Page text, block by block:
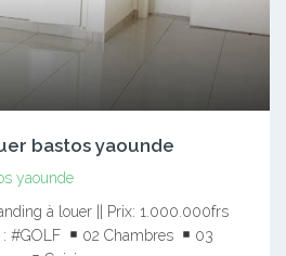
bastos yaounde
yaounde
à louer || Prix: 1.000.000frs
: #GOLF
02 Chambres
03